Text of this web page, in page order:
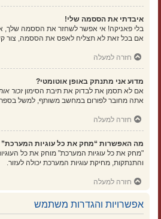
איבדתי את הססמה שלי!
בלי פאניקה! אי אפשר לשחזר את הססמה שלך,
אם בכל זאת לא תצליח לאפס את הססמה, צור
חזרה למעלה
מדוע אני מתנתק באופן אוטומטי?
אם לא תסמן את לבדוק את תיבת הסימוןזכור
אתה מחובר לפורום במחשב משותף, למשל
חזרה למעלה
מה האפשרות “מחק את כל עוגיות
והתנתקות, מחיקת עוגיות המערכת יכולה לעזור.
חזרה למעלה
אפשרויות והגדרות משתמש